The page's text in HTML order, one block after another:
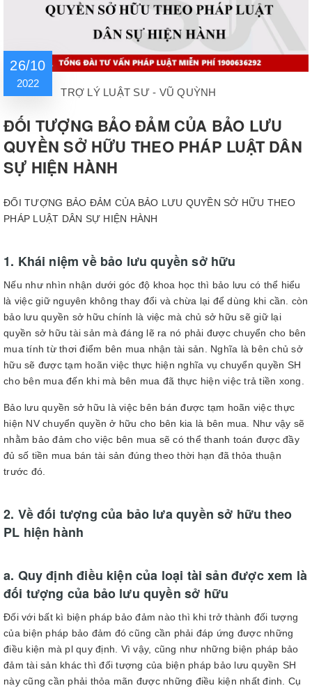
26/10
2022
TRỢ LÝ LUẬT SƯ - VŨ QUỲNH
ĐỐI TƯỢNG BẢO ĐẢM CỦA BẢO LƯU
QUYỀN SỞ HỮU THEO PHÁP LUẬT DÂN
SỰ HIỆN HÀNH
ĐỐI TƯỢNG BẢO ĐẢM CỦA BẢO LƯU QUYỀN SỞ HỮU THEO
PHÁP LUẬT DÂN SỰ HIỆN HÀNH
1. Khái niệm về bảo lưu quyền sở hữu
Nếu như nhìn nhận dưới góc độ khoa học thì bảo lưu có thể hiểu
là việc giữ nguyên không thay đổi và chừa lại để dùng khi cần. còn
bảo lưu quyền sở hữu chính là việc mà chủ sở hữu sẽ giữ lại
quyền sở hữu tài sản mà đáng lẽ ra nó phải được chuyển cho bên
mua tính từ thơi điểm bên mua nhận tài sản. Nghĩa là bên chủ sở
hữu sẽ được tạm hoãn việc thực hiện nghĩa vụ chuyển quyền SH
cho bên mua đến khi mà bên mua đã thực hiện việc trả tiền xong.
Bảo lưu quyền sở hữu là việc bên bán được tạm hoãn việc thực
hiện NV chuyển quyền ở hữu cho bên kia là bên mua. Như vậy sẽ
nhằm bảo đảm cho việc bên mua sẽ có thể thanh toán được đầy
đủ số tiền mua bán tài sản đúng theo thời hạn đã thỏa thuận
trước đó.
2. Về đối tượng của bảo lưa quyền sở hữu theo
PL hiện hành
a. Quy định điều kiện của loại tài sản được xem là
đối tượng của bảo lưu quyền sở hữu
Đối với bất kì biện pháp bảo đảm nào thì khi trở thành đối tượng
của biện pháp bảo đảm đó cũng cần phải đáp ứng được những
điều kiện mà pl quy định. Vì vậy, cũng như những biện pháp bảo
đảm tài sản khác thì đối tượng của biện pháp bảo lưu quyền SH
này cũng cần phải thỏa mãn được những điều kiện nhất đinh. Cụ